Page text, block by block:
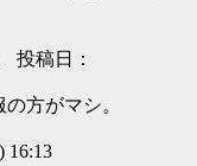
投稿日：
方がマシ。
16:13